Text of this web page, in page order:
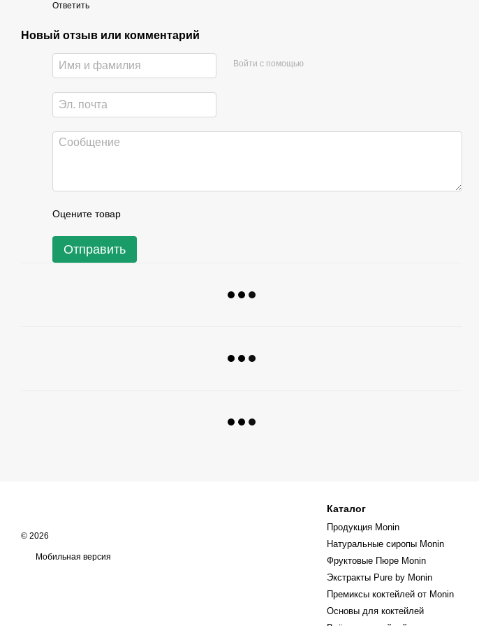
Ответить
Новый отзыв или комментарий
Войти с помощью
Оцените товар
Отправить
© 2026
Мобильная версия
Каталог
Продукция Monin
Натуральные сиропы Monin
Фруктовые Пюре Monin
Экстракты Pure by Monin
Премиксы коктейлей от Monin
Основы для коктейлей